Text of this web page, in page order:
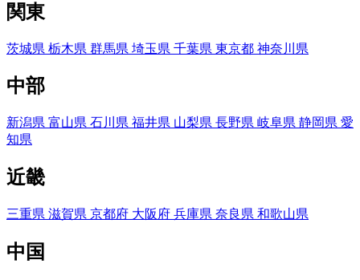
関東
茨城県 栃木県 群馬県 埼玉県 千葉県 東京都 神奈川県
中部
新潟県 富山県 石川県 福井県 山梨県 長野県 岐阜県 静岡県 愛
知県
近畿
三重県 滋賀県 京都府 大阪府 兵庫県 奈良県 和歌山県
中国